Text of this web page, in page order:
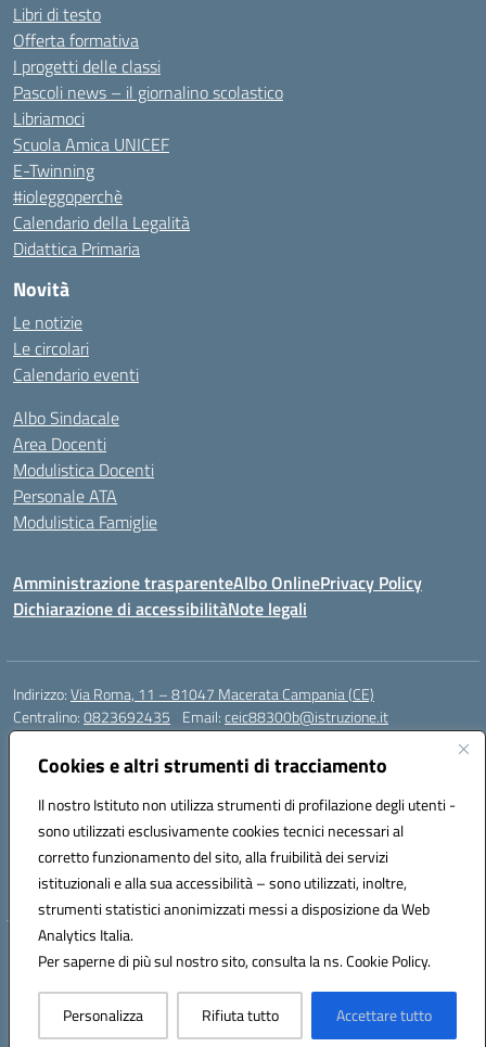
Cookies e altri strumenti di tracciamento
Il nostro Istituto non utilizza strumenti di profilazione degli utenti -
sono utilizzati esclusivamente cookies tecnici necessari al
corretto funzionamento del sito, alla fruibilità dei servizi
istituzionali e alla sua accessibilità – sono utilizzati, inoltre,
strumenti statistici anonimizzati messi a disposizione da Web
Analytics Italia.
Per saperne di più sul nostro sito, consulta la ns. Cookie Policy.
Personalizza Rifiuta tutto Accettare tutto
Libri di testo
Offerta formativa
I progetti delle classi
Pascoli news – il giornalino scolastico
Libriamoci
Scuola Amica UNICEF
E-Twinning
#ioleggoperchè
Calendario della Legalità
Didattica Primaria
Novità
Le notizie
Le circolari
Calendario eventi
Albo Sindacale
Area Docenti
Modulistica Docenti
Personale ATA
Modulistica Famiglie
Amministrazione trasparenteAlbo OnlinePrivacy Policy
Dichiarazione di accessibilitàNote legali
Indirizzo:Via Roma, 11 – 81047 Macerata Campania (CE)
Centralino:0823692435 Email:ceic88300b@istruzione.it
Posta elettronica certificata (PEC):
Codice fiscale: 94017830616
Codice meccanografico:CEIC88300B
DPO Esempio Antonio
e-mail: esempioantonio.dpo@gmail.com
Pec: esempioantonio@pec.it
Hosting & Powered by 3D Solution S.r.l.
Concept & Design by Designers Italia